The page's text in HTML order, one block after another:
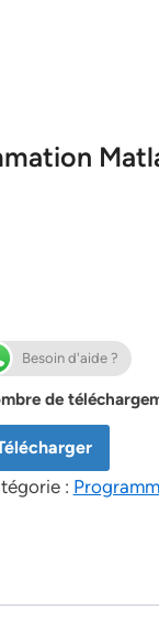
Besoin d'aide ?
de
: